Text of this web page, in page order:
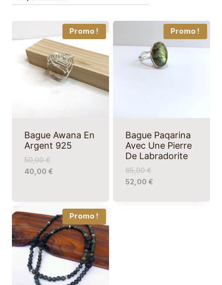
Promo !
Bague Awana En
Argent 925
50,00€
40,00 €
Promo !
Bague Paqarina
Avec Une Pierre
De Labradorite
65,00€
52,00 €
Promo !